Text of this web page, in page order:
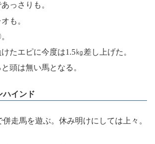
っさりも。
も。
たエピに今度は1.5㎏差し上げた。
頭は無い馬となる。
インド
馬を遊ぶ。休み明けにしては上々。